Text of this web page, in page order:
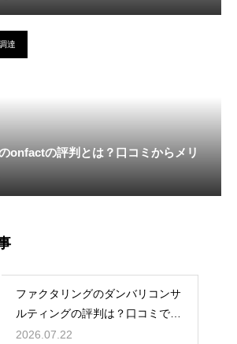
達
onfactの評判とは？口コミからメリ
ファクタリングのダンバリコンサ
ルティングの評判は？口コミで実
態を解説
2026.07.22